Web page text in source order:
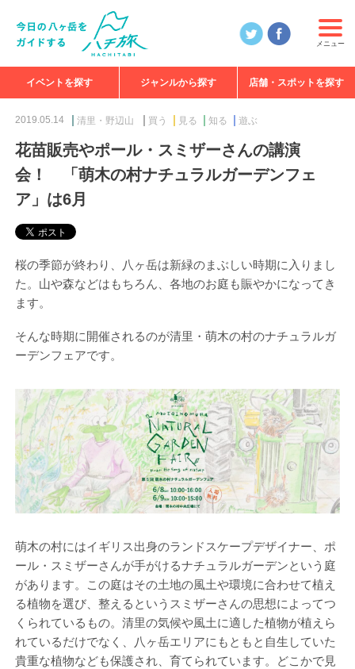
メニュー
イベントを探す ジャンルから探す 店舗・スポットを探す
2019.05.14 清里・野辺山 買う 見る 知る 遊ぶ
花苗販売やポール・スミザーさんの講演
会！ 「萌木の村ナチュラルガーデンフェ
ア」は6月
桜の季節が終わり、八ヶ岳は新緑のまぶしい時期に入りまし
た。山や森などはもちろん、各地のお庭も賑やかになってき
ます。
そんな時期に開催されるのが清里・萌木の村のナチュラルガ
ーデンフェアです。
萌木の村にはイギリス出身のランドスケープデザイナー、ポ
ール・スミザーさんが手がけるナチュラルガーデンという庭
があります。この庭はその土地の風土や環境に合わせて植え
る植物を選び、整えるというスミザーさんの思想によってつ
くられているもの。清里の気候や風土に適した植物が植えら
れているだけでなく、八ヶ岳エリアにもともと自生していた
貴重な植物なども保護され、育てられています。どこかで見